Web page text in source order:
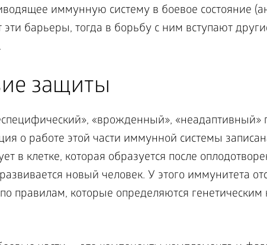
иммунную систему в боевое состояние
эти барьеры, тогда в борьбу с ним вступают
защиты
«врожденный», «неадаптивный»
о работе этой части иммунной системы
в клетке, которая образуется после
новый человек. У этого иммунитета
правилам, которые определяются генетическим